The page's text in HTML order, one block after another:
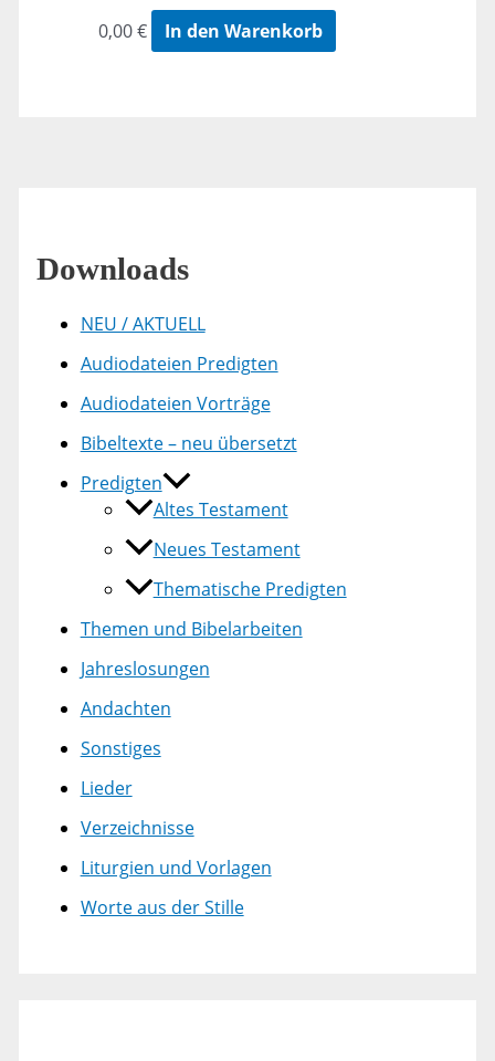
0,00€ In den Warenkorb
Downloads
NEU / AKTUELL
Audiodateien Predigten
Audiodateien Vorträge
Bibeltexte – neu übersetzt
Predigten
Altes Testament
Neues Testament
Thematische Predigten
Themen und Bibelarbeiten
Jahreslosungen
Andachten
Sonstiges
Lieder
Verzeichnisse
Liturgien und Vorlagen
Worte aus der Stille